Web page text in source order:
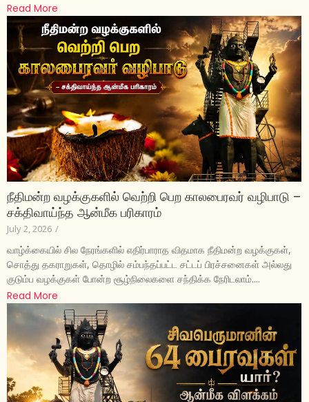
Read More
நீதிமன்ற வழக்குகளில் வெற்றி பெற காலபைரவர் வழிபாடு –
சக்திவாய்ந்த ஆன்மீக பரிகாரம்
July 2, 2026 /
வாழ்க்கையில் சில நேரங்களில் எதிர்பாராத விதமாக நீதிமன்ற வழக்குகள்,
சொத்து தகராறுகள், தொழில் சம்பந்தப்பட்ட சட்டப் பிரச்சனைகள் அல்லது
குடும்ப வழக்குகள் போன்ற சூழ்நிலைகளை சந்திக்க நேரிடலாம்....
Read More